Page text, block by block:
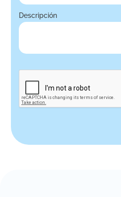
Descripción